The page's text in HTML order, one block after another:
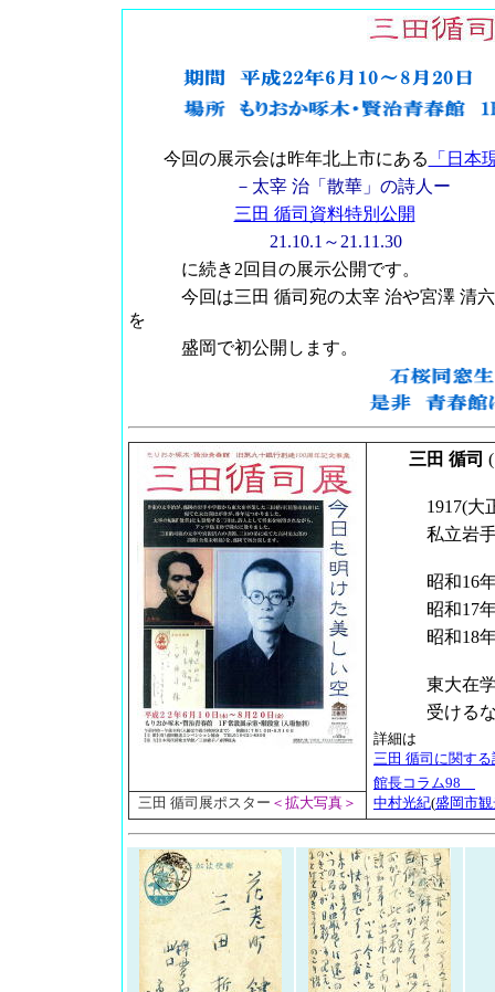
今回の展示会は昨年北上市にある 「日本
－太宰 治「散華」の詩人ー
三田 循司資料特別公開
21.10.1～21.11.30
に続き2回目の展示公開です。
今回は三田 循司宛の太宰 治や宮澤 清六
を
盛岡で初公開します。
三田 循司
1917(大正
私立岩手中
昭和16年
昭和17年
昭和18年
東大在学中
受けるな
詳細は
三田 循司に関す
館長コラム98
中村光紀(盛岡市
三田 循司展ポスター ＜拡大写真＞